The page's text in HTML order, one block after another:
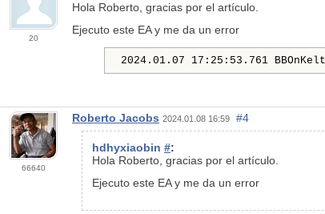
20
Hola Roberto, gracias por el artículo.
Ejecuto este EA y me da un error
2024.01.07 17:25:53.761
66640
Roberto Jacobs 2024.01.08 16:59 #4
hdhyxiaobin #:
Hola Roberto, gracias por el artículo.
Ejecuto este EA y me da un error